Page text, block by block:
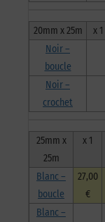
20mm x 25m x 1
Noir –
boucle
Noir –
crochet
25mm x
25m
x 1
Blanc –
boucle
27,00
€
Blanc –